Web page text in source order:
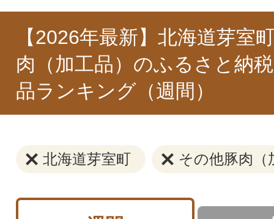
【2026年最新】北海道芽室
肉（加工品）のふるさと納
品ランキング（週間）
北海道芽室町 その他豚肉（